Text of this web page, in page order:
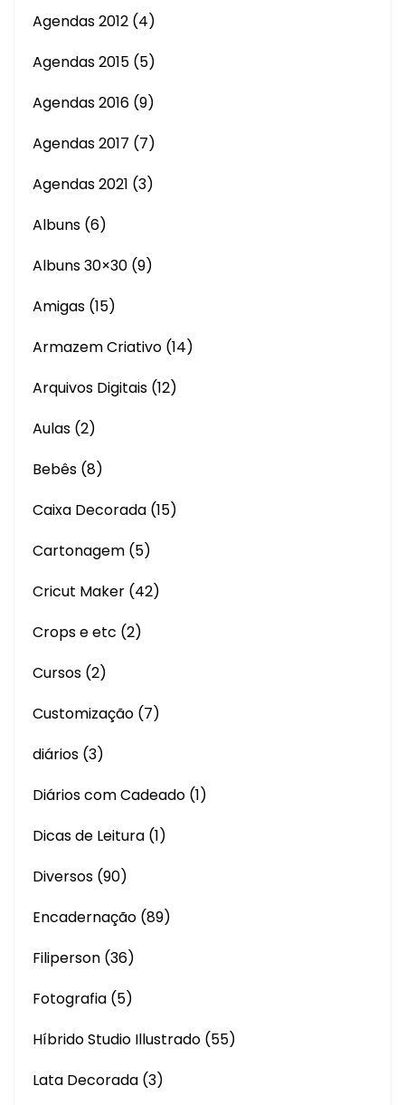
Agendas 2012 (4)
Agendas 2015 (5)
Agendas 2016 (9)
Agendas 2017 (7)
Agendas 2021 (3)
Albuns (6)
Albuns 30×30 (9)
Amigas (15)
Armazem Criativo (14)
Arquivos Digitais (12)
Aulas (2)
Bebês (8)
Caixa Decorada (15)
Cartonagem (5)
Cricut Maker (42)
Crops e etc (2)
Cursos (2)
Customização (7)
diários (3)
Diários com Cadeado (1)
Dicas de Leitura (1)
Diversos (90)
Encadernação (89)
Filiperson (36)
Fotografia (5)
Híbrido Studio Illustrado (55)
Lata Decorada (3)